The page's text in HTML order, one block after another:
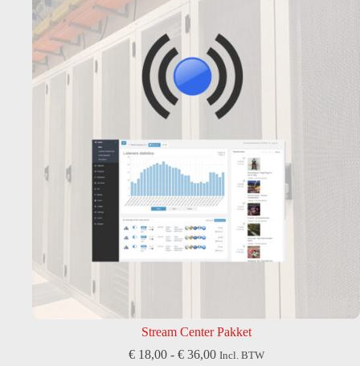
gekozen
worden
op
de
productpagina
Stream Center Pakket
€18,00 - €36,00Prijsklasse:
Incl. BTW